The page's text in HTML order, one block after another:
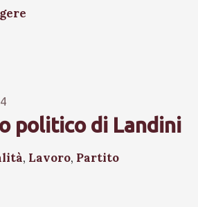
politico di Landini
, Lavoro, Partito